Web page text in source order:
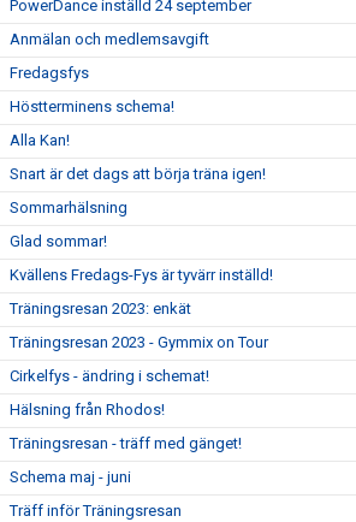
PowerDance inställd 24 september
Anmälan och medlemsavgift
Fredagsfys
Höstterminens schema!
Alla Kan!
Snart är det dags att börja träna igen!
Sommarhälsning
Glad sommar!
Kvällens Fredags-Fys är tyvärr inställd!
Träningsresan 2023: enkät
Träningsresan 2023 - Gymmix on Tour
Cirkelfys - ändring i schemat!
Hälsning från Rhodos!
Träningsresan - träff med gänget!
Schema maj - juni
Träff inför Träningsresan